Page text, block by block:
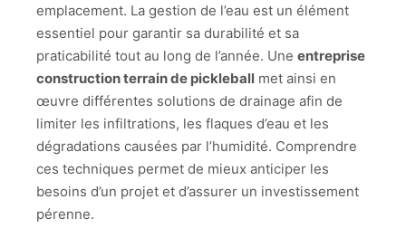
emplacement. La gestion de l’eau est un élément
essentiel pour garantir sa durabilité et sa
praticabilité tout au long de l’année. Une entreprise
construction terrain de pickleball met ainsi en
œuvre différentes solutions de drainage afin de
limiter les infiltrations, les flaques d’eau et les
dégradations causées par l’humidité. Comprendre
ces techniques permet de mieux anticiper les
besoins d’un projet et d’assurer un investissement
pérenne.